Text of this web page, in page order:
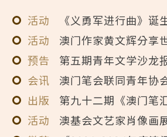
活动
《义勇军进行曲》诞
活动
澳门作家黄文辉分享
预告
第五期青年文学沙龙
会讯
澳门笔会联同青年协
出版
第九十二期《澳门笔
活动
澳基会文艺家肖像画